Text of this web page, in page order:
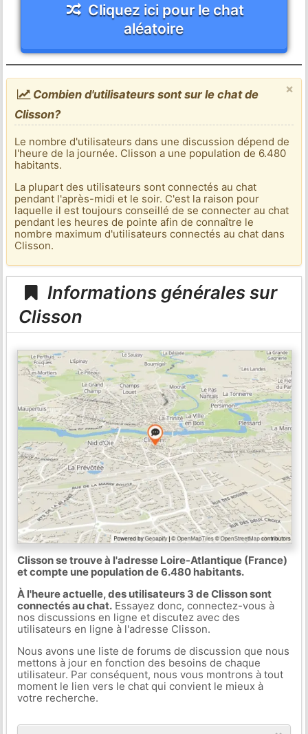
Cliquez ici pour le chat
aléatoire
×
Combien d'utilisateurs sont sur le chat de
Clisson?
Le nombre d'utilisateurs dans une discussion dépend de
l'heure de la journée. Clisson a une population de 6.480
habitants.
La plupart des utilisateurs sont connectés au chat
pendant l'après-midi et le soir. C'est la raison pour
laquelle il est toujours conseillé de se connecter au chat
pendant les heures de pointe afin de connaître le
nombre maximum d'utilisateurs connectés au chat dans
Clisson.
Informations générales sur
Clisson
Clisson se trouve à l'adresse Loire-Atlantique (France)
et compte une population de 6.480 habitants.
À l'heure actuelle, des utilisateurs 3 de Clisson sont
connectés au chat.Essayez donc, connectez-vous à
nos discussions en ligne et discutez avec des
utilisateurs en ligne à l'adresse Clisson.
Nous avons une liste de forums de discussion que nous
mettons à jour en fonction des besoins de chaque
utilisateur. Par conséquent, nous vous montrons à tout
moment le lien vers le chat qui convient le mieux à
votre recherche.